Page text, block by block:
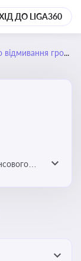
ДО LIGA360
грошей
та